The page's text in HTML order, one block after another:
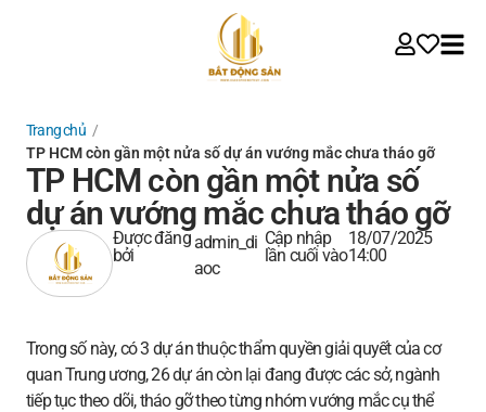
Trang chủ /
TP HCM còn gần một nửa số dự án vướng mắc chưa tháo gỡ
TP HCM còn gần một nửa số
dự án vướng mắc chưa tháo gỡ
Được đăng
bởi
admin_di
aoc
Cập nhập
lần cuối vào
18/07/2025
14:00
Trong số này, có 3 dự án thuộc thẩm quyền giải quyết của cơ
quan Trung ương, 26 dự án còn lại đang được các sở, ngành
tiếp tục theo dõi, tháo gỡ theo từng nhóm vướng mắc cụ thể